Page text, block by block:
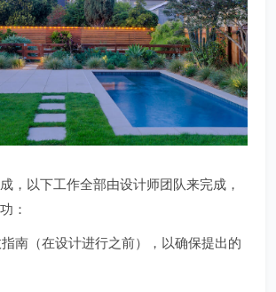
，以下工作全部由设计师团队来完成，
：
南（在设计进行之前），以确保提出的